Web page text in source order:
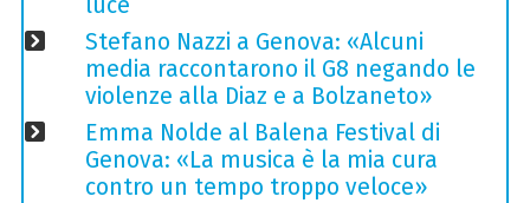
Stefano Nazzi a Genova: «Alcuni
media raccontarono il G8 negando le
violenze alla Diaz e a Bolzaneto»
Emma Nolde al Balena Festival di
Genova: «La musica è la mia cura
contro un tempo troppo veloce»